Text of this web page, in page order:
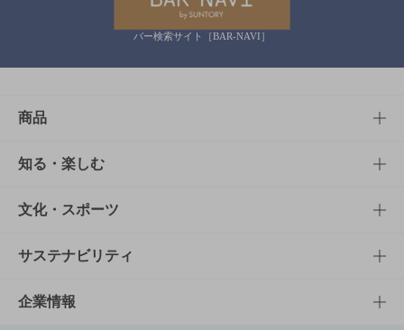
バー検索サイト［BAR-NAVI］
商品
商品TOP
商品一覧
商品発売情報
栄養成分一覧
知る・楽しむ
知る・楽しむTOP
キャンペーン
工場見学
文化・スポーツ
文化・スポーツTOP
サントリーホール
サステナビリティ
サステナビリティTOP
企業情報